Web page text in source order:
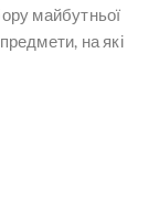
майбутньої
на які